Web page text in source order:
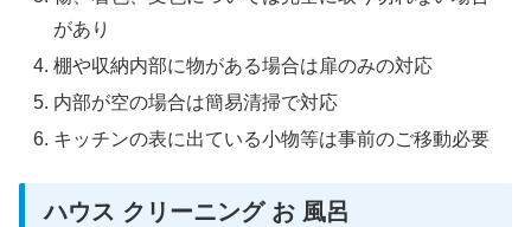
があり
棚や収納内部に物がある場合は扉のみの対応
内部が空の場合は簡易清掃で対応
キッチンの表に出ている小物等は事前のご移動必要
ハウス クリーニング お 風呂